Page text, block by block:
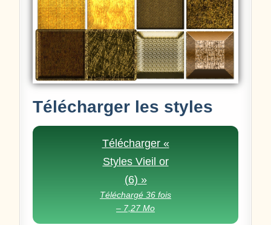
Télécharger les styles
Télécharger «
Styles Vieil or
(6) »
Téléchargé 36 fois
– 7,27 Mo